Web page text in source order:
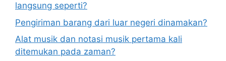
langsung seperti?
Pengiriman barang dari luar negeri dinamakan?
Alat musik dan notasi musik pertama kali
ditemukan pada zaman?